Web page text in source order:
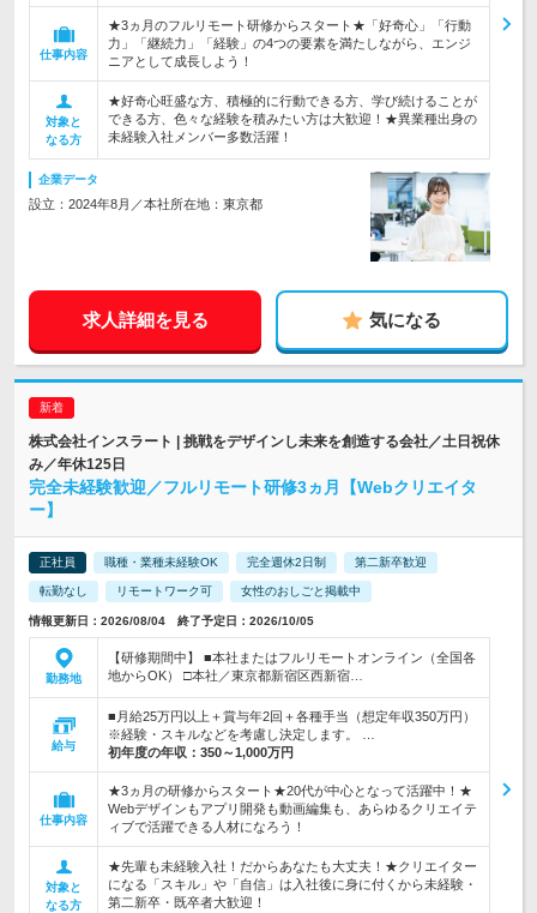
仕事内容
★3ヵ月のフルリモート研修からスタート★「好奇心」「行動
力」「継続力」「経験」の4つの要素を満たしながら、エンジ
ニアとして成長しよう！
対象と
なる方
★好奇心旺盛な方、積極的に行動できる方、学び続けることが
できる方、色々な経験を積みたい方は大歓迎！★異業種出身の
未経験入社メンバー多数活躍！
企業データ
設立：2024年8月／本社所在地：東京都
求人詳細を見る 気になる
株式会社インスラート | 挑戦をデザインし未来を創造する会社／土日祝休
み／年休125日
完全未経験歓迎／フルリモート研修3ヵ月【Webクリエイタ
ー】
正社員 職種・業種未経験OK 完全週休2日制 第二新卒歓迎
転勤なし リモートワーク可 女性のおしごと掲載中
情報更新日：2026/08/04 終了予定日：2026/10/05
勤務地
【研修期間中】 ■本社またはフルリモートオンライン（全国各
地からOK） □本社／東京都新宿区西新宿…
給与
■月給25万円以上＋賞与年2回＋各種手当（想定年収350万円）
※経験・スキルなどを考慮し決定します。 …
初年度の年収： 350～1,000万円
仕事内容
★3ヵ月の研修からスタート★20代が中心となって活躍中！★
Webデザインもアプリ開発も動画編集も、あらゆるクリエイテ
ィブで活躍できる人材になろう！
対象と
なる方
★先輩も未経験入社！だからあなたも大丈夫！★クリエイター
になる「スキル」や「自信」は入社後に身に付くから未経験・
第二新卒・既卒者大歓迎！